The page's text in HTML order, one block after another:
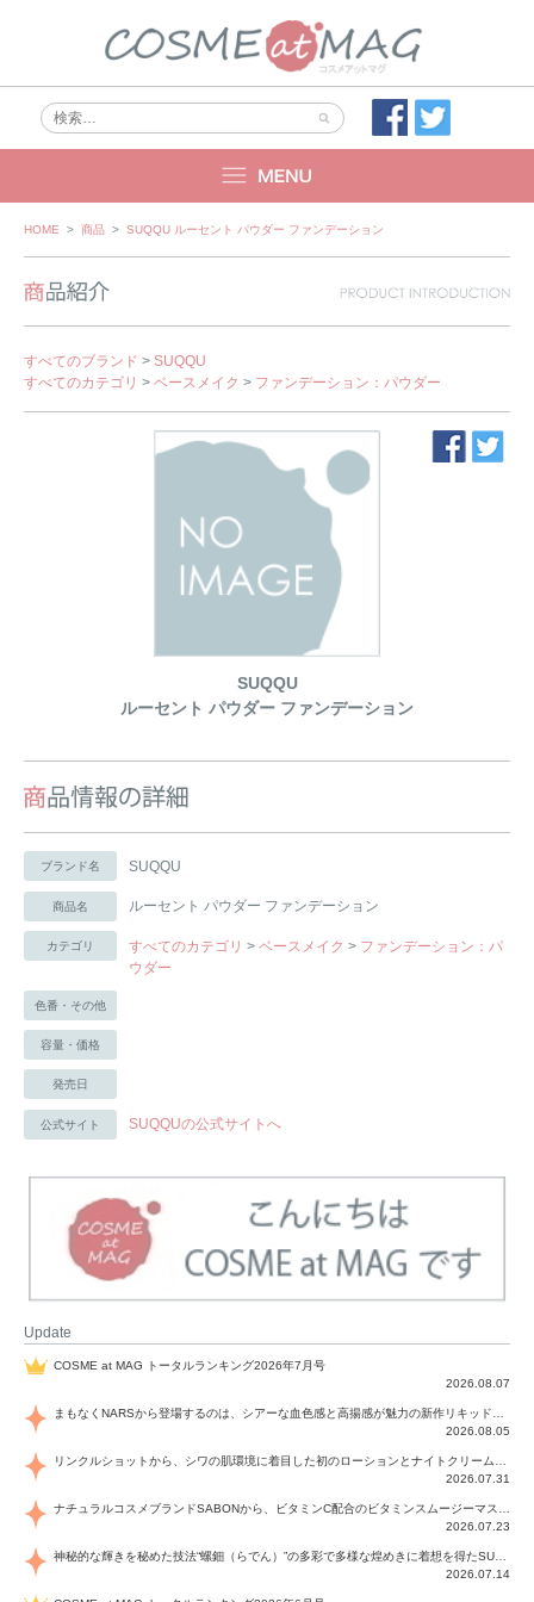
Skip
HOME > 商品 > SUQQU ルーセント パウダー ファンデーション
すべてのブランド > SUQQU
すべてのカテゴリ > ベースメイク > ファンデーション：パウダー
SUQQU
ルーセント パウダー ファンデーション
ブランド名 SUQQU
商品名 ルーセント パウダー ファンデーション
カテゴリ すべてのカテゴリ > ベースメイク > ファンデーション：パ
ウダー
色番・その他
容量・価格
発売日
公式サイト SUQQUの公式サイトへ
Update
COSME at MAG トータルランキング2026年7月号
2026.08.07
2026.08.05
2026.07.31
2026.07.23
2026.07.14